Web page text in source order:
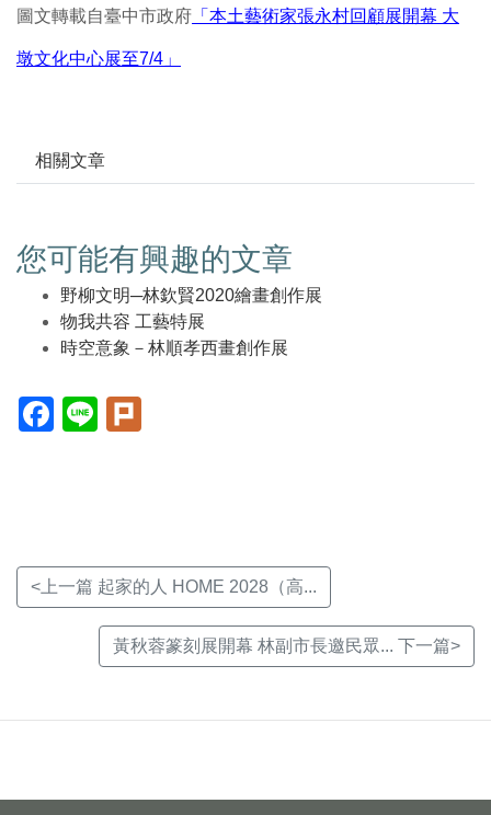
圖文轉載自臺中市政府 「本土藝術家張永村回顧展開幕 大
墩文化中心展至7/4」
相關文章
您可能有興趣的文章
野柳文明─林欽賢2020繪畫創作展
物我共容 工藝特展
時空意象－林順孝西畫創作展
Facebook(另
開
Line(另
開
<上一篇 起家的人 HOME 2028（高...
黃秋蓉篆刻展開幕 林副市長邀民眾... 下一篇>